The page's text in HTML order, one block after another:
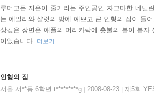
루머고든:지은이 줄거리는 주인공인 자그마한 네덜
는 에밀리와 샬럿의 방에 예쁘고 큰 인형의 집이 들
상깊은 장면은 애플의 머리카락에 촛불의 불이 붙
이었습니다. 더보기
인형의 집
서울 서**동 6학년 t*********g
2008-08-23 제5회